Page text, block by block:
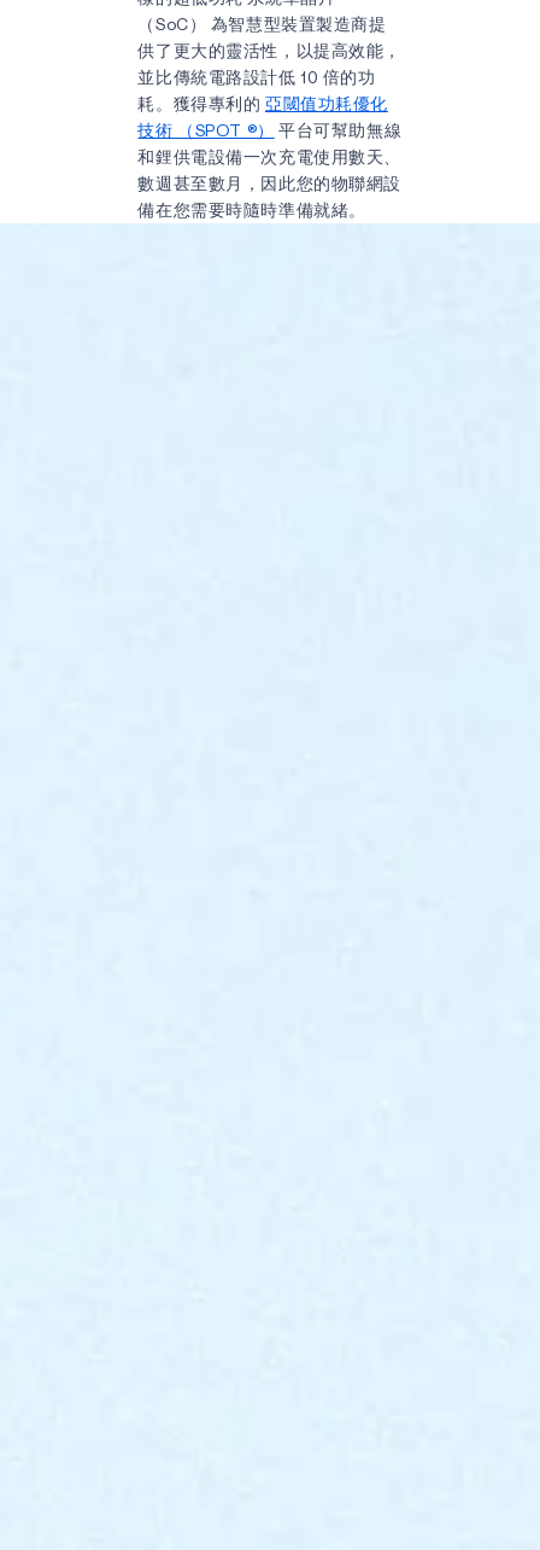
（SoC）
為智慧型裝置製造商提
供了更大的靈活性，以提高效能，
並比傳統電路設計低 10 倍的功
耗。獲得專利的 亞閾值功耗優化
技術 （SPOT ®）
平台可幫助無線
和鋰供電設備一次充電使用數天、
數週甚至數月，因此您的物聯網設
備在您需要時隨時準備就緒。